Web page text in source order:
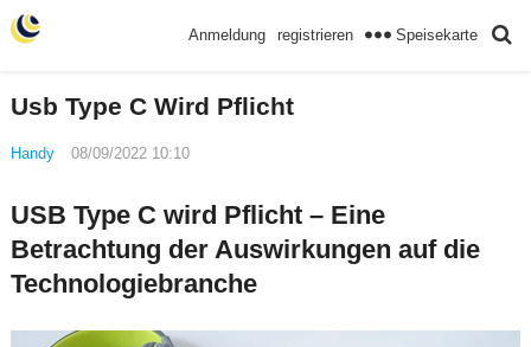
Anmeldung registrieren Speisekarte
Usb Type C Wird Pflicht
Handy 08/09/2022 10:10
USB Type C wird Pflicht – Eine
Betrachtung der Auswirkungen auf die
Technologiebranche